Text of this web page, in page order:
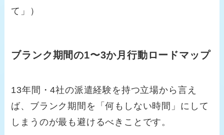
て」）
ブランク期間の1〜3か月行動ロードマップ
13年間・4社の派遣経験を持つ立場から言え
ば、ブランク期間を「何もしない時間」にして
しまうのが最も避けるべきことです。